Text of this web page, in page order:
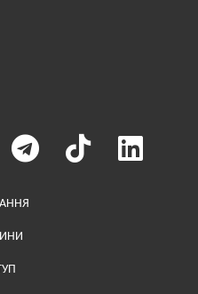
хедері